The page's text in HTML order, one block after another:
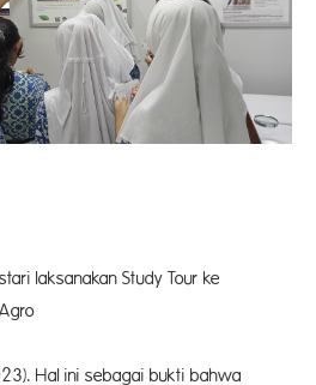
laksanakan Study Tour ke
Hal ini sebagai bukti bahwa